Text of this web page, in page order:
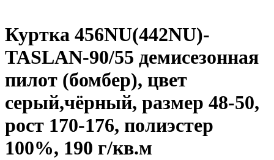
Куртка 456NU(442NU)-
TASLAN-90/55 демисезонная
пилот (бомбер), цвет
серый,чёрный, размер 48-50,
рост 170-176, полиэстер
100%, 190 г/кв.м